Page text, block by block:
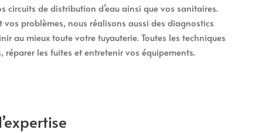
circuits de distribution d’eau ainsi que vos sanitaires.
problèmes, nous réalisons aussi des diagnostics
au mieux toute votre tuyauterie. Toutes les techniques
les fuites et entretenir vos équipements.